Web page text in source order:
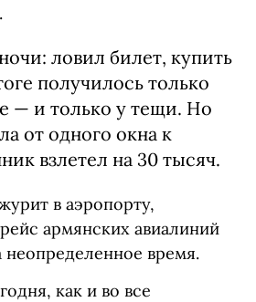
ловил билет, купить
получилось только
— и только у тещи. Но
от одного окна к
взлетел на 30 тысяч.
в аэропорту,
армянских авиалиний
неопределенное время.
как и во все